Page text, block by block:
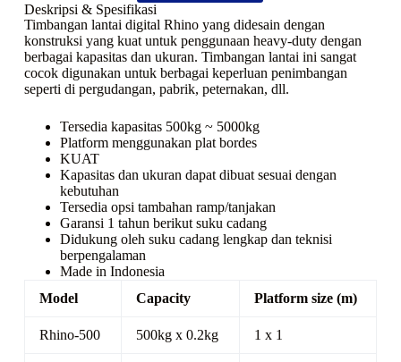
Deskripsi & Spesifikasi
Timbangan lantai digital Rhino yang didesain dengan
konstruksi yang kuat untuk penggunaan heavy-duty dengan
berbagai kapasitas dan ukuran. Timbangan lantai ini sangat
cocok digunakan untuk berbagai keperluan penimbangan
seperti di pergudangan, pabrik, peternakan, dll.
Tersedia kapasitas 500kg ~ 5000kg
Platform menggunakan plat bordes
KUAT
Kapasitas dan ukuran dapat dibuat sesuai dengan
kebutuhan
Tersedia opsi tambahan ramp/tanjakan
Garansi 1 tahun berikut suku cadang
Didukung oleh suku cadang lengkap dan teknisi
berpengalaman
Made in Indonesia
Model
Capacity Platform size (m)
Rhino-500 500kg x 0.2kg 1 x 1